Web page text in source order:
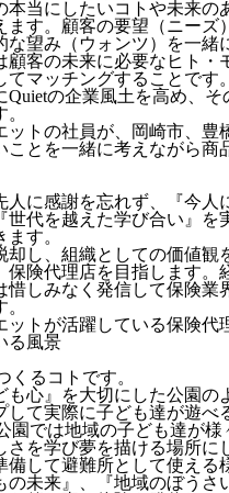
本当にしたいコトや未来の
ます。顧客の要望（ニーズ
望み（ウォンツ）を一緒
顧客の未来に必要なヒト・
てマッチングすることです
Quietの企業風土を高め、そ
人に感謝を忘れず、『今人
世代を越えた学び合い』を
す。
却し、組織としての価値観
保険代理店を目指します。
惜しみなく発信して保険業
くるコトです。
も心』を大切にした公園の
して実際に子ども達が遊べ
園では地域の子ども達が様
を学び夢を描ける場所に
備して避難所として使える
の未来』、『地域のぼうさ